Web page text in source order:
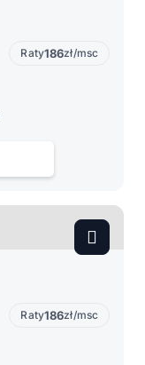
Raty186zł/msc
Raty186zł/msc